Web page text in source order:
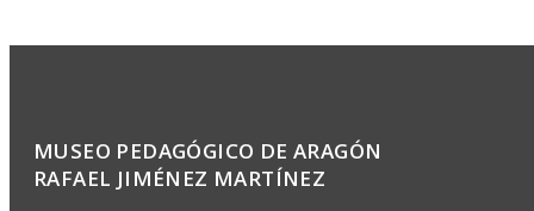
MUSEO PEDAGÓGICO DE ARAGÓN
RAFAEL JIMÉNEZ MARTÍNEZ